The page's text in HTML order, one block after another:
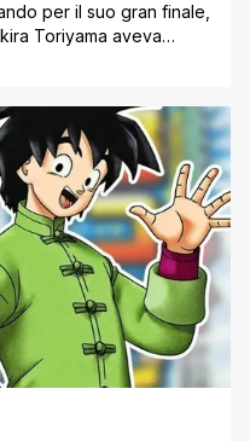
per il suo gran finale,
Toriyama aveva
finale più avanti
[']